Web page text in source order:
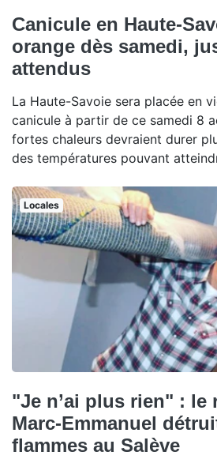
Canicule en Haute-
orange dès samedi,
attendus
La Haute-Savoie sera placée en
canicule à partir de ce samedi 8
fortes chaleurs devraient durer
des températures pouvant
Locales
"Je n’ai plus rien" : le
Marc-Emmanuel
flammes au Salève